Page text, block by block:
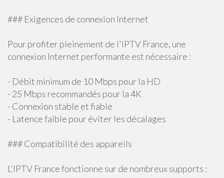
### Exigences de connexion Internet
Pour profiter pleinement de l'IPTV France, une
connexion Internet performante est nécessaire :
- Débit minimum de 10 Mbps pour la HD
- 25 Mbps recommandés pour la 4K
- Connexion stable et fiable
- Latence faible pour éviter les décalages
### Compatibilité des appareils
L'IPTV France fonctionne sur de nombreux supports :